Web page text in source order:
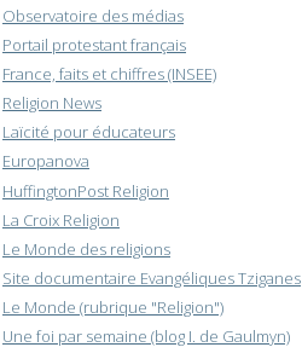
Observatoire des médias
Portail protestant français
France, faits et chiffres (INSEE)
Religion News
Laïcité pour éducateurs
Europanova
HuffingtonPost Religion
La Croix Religion
Le Monde des religions
Site documentaire Evangéliques Tziganes
Le Monde (rubrique "Religion")
Une foi par semaine (blog I. de Gaulmyn)